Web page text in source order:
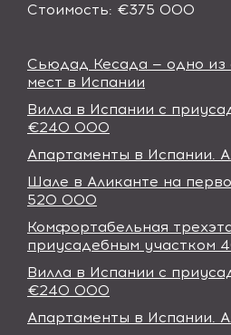
Стоимость: €375 000
Сьюдад Кесада — одно из
мест в Испании
Вилла в Испании с
€240 000
Апартаменты в Иcпании.
Шале в Аликанте на
520 000
Комфортабельная
приусадебным участком
Вилла в Испании с
€240 000
Апартаменты в Иcпании.